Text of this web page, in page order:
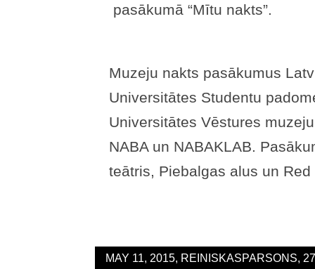
pasākumā “Mītu nakts”.
Muzeju nakts pasākumus
Universitātes Studentu
Universitātes Vēstures
NABA un NABAKLAB.
teātris, Piebalgas alus un Red
MAY 11, 2015, REINISKASPARSONS,